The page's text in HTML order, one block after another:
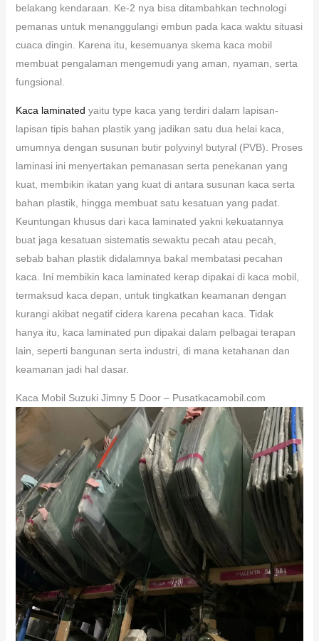
belakang kendaraan. Ke-2 nya bisa ditambahkan technologi
pemanas untuk menanggulangi embun pada kaca waktu situasi
cuaca dingin. Karena itu, kesemuanya skema kaca mobil
membuat pengalaman mengemudi yang aman, nyaman, serta
fungsional.
Kaca laminated yaitu type kaca yang terdiri dalam lapisan-
lapisan tipis bahan plastik yang jadikan satu dua helai kaca,
umumnya dengan susunan butir polyvinyl butyral (PVB). Proses
laminasi ini menyertakan pemanasan serta penekanan yang
kuat, membikin ikatan yang kuat di antara susunan kaca serta
bahan plastik, hingga membuat satu kesatuan yang padat.
Keuntungan khusus dari kaca laminated yakni kekuatannya
buat jaga kesatuan sistematis sewaktu pecah atau pecah,
sebab bahan plastik didalamnya bakal membatasi pecahan
kaca. Ini membikin kaca laminated kerap dipakai di kaca mobil,
termaksud kaca depan, untuk tingkatkan keamanan dengan
kurangi akibat negatif cidera karena pecahan kaca. Tidak
hanya itu, kaca laminated pun dipakai dalam pelbagai terapan
lain, seperti bangunan serta industri, di mana ketahanan dan
keamanan jadi hal dasar.
Kaca Mobil Suzuki Jimny 5 Door – Pusatkacamobil.com